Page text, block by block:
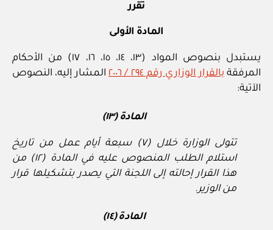
تقرر
المادة الأولى
يستبدل بنصوص المواد (١٣، ١٤، ١٥، ١٦، ١٧) من الأحكام
المرفقةبالقرار الوزاري رقم ٢٩٤ / ٢٠٠٦
المشار إليه، النصوص
الآتية:
المادة (١٣)
تتولى الوزارة خلال (٧) سبعة أيام عمل من تاريخ
استلام الطلب المنصوص عليه في المادة (١٢) من
هذا القرار إحالته إلى اللجنة التي يصدر بتشكيلها قرار
من الوزير.
المادة (١٤)